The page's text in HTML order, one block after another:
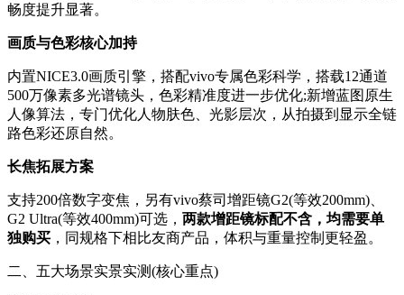
畅度提升显著。
画质与色彩核心加持
内置NICE3.0画质引擎，搭配vivo专属色彩科学，搭载12通道
500万像素多光谱镜头，色彩精准度进一步优化;新增蓝图原生
人像算法，专门优化人物肤色、光影层次，从拍摄到显示全链
路色彩还原自然。
长焦拓展方案
支持200倍数字变焦，另有vivo蔡司增距镜G2(等效200mm)、
G2 Ultra(等效400mm)可选， 两款增距镜标配不含，均需要单
独购买 ，同规格下相比友商产品，体积与重量控制更轻盈。
二、五大场景实景实测(核心重点)